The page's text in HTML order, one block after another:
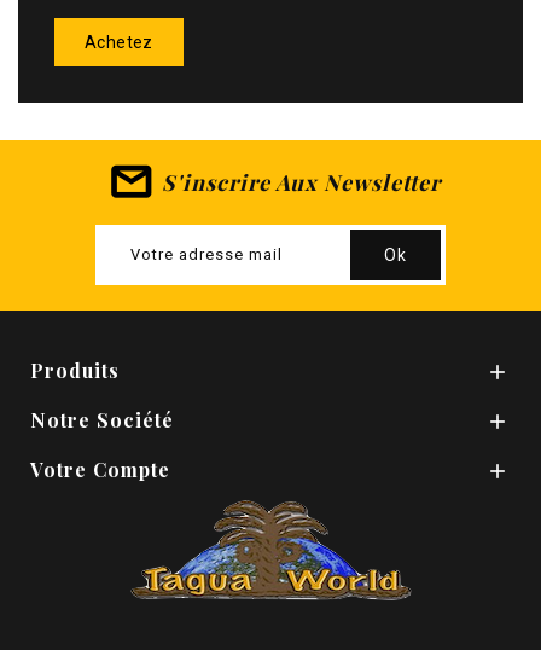
Achetez
S'inscrire Aux Newsletter
Produits 
Notre Société 
Votre Compte 